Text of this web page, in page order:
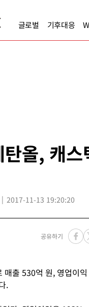
글로벌 기후대응
올, 캐스
2017-11-13 19:20:20
공유하기
매출 530억 원, 영업이
.